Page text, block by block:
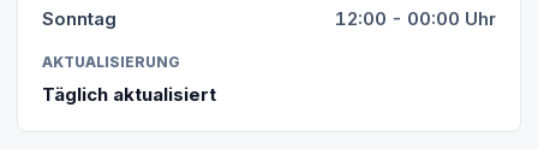
Sonntag
12:00 - 00:00 Uhr
AKTUALISIERUNG
Täglich aktualisiert